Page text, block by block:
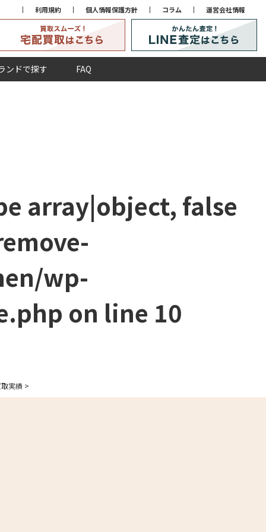
利用規約 個人情報保護方針 コラム 運営会社情報
ンドで探す FAQ
array|object, false
wp-
on line 10
実績 >